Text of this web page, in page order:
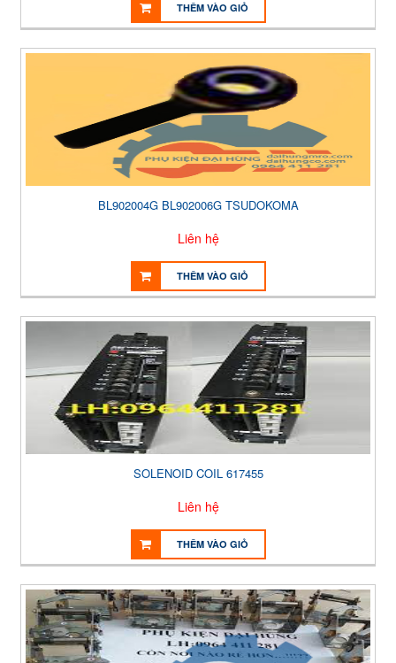
THÊM VÀO GIỎ
BL902004G BL902006G TSUDOKOMA
Liên hệ
THÊM VÀO GIỎ
SOLENOID COIL 617455
Liên hệ
THÊM VÀO GIỎ